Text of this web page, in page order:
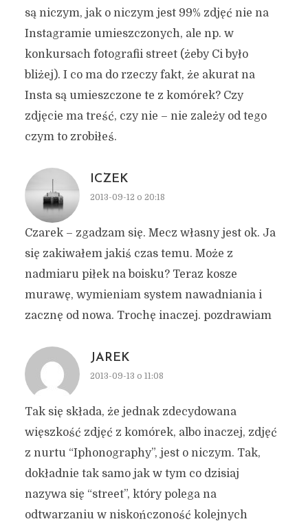
są niczym, jak o niczym jest 99% zdjęć nie na
Instagramie umieszczonych, ale np. w
konkursach fotografii street (żeby Ci było
bliżej). I co ma do rzeczy fakt, że akurat na
Insta są umieszczone te z komórek? Czy
zdjęcie ma treść, czy nie – nie zależy od tego
czym to zrobiłeś.
ICZEK
2013-09-12 o 20:18
Czarek – zgadzam się. Mecz własny jest ok. Ja
się zakiwałem jakiś czas temu. Może z
nadmiaru piłek na boisku? Teraz kosze
murawę, wymieniam system nawadniania i
zacznę od nowa. Trochę inaczej. pozdrawiam
JAREK
2013-09-13 o 11:08
Tak się składa, że jednak zdecydowana
więszkość zdjęć z komórek, albo inaczej, zdjęć
z nurtu “Iphonography”, jest o niczym. Tak,
dokładnie tak samo jak w tym co dzisiaj
nazywa się “street”, który polega na
odtwarzaniu w niskończoność kolejnych